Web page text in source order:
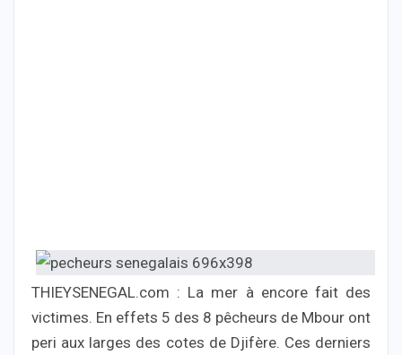
THIEYSENEGAL.com : La mer à encore fait des
victimes. En effets 5 des 8 pêcheurs de Mbour ont
peri aux larges des cotes de Djifère. Ces derniers